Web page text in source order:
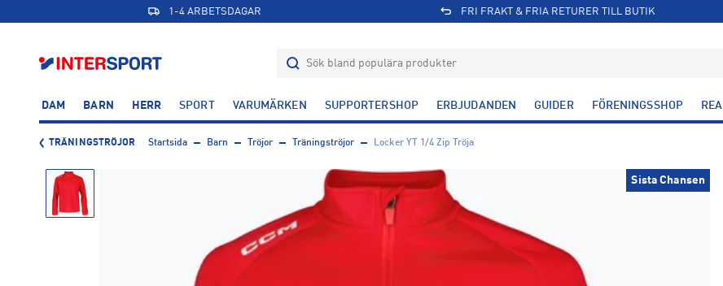
1-4 ARBETSDAGAR FRI FRAKT & FRIA RETURER TILL BUTIK
DAM BARN HERR SPORT VARUMÄRKEN SUPPORTERSHOP ERBJUDANDEN GUIDER FÖRENINGSSHOP REA
TRÄNINGSTRÖJOR Startsida Barn Tröjor Träningströjor Locker YT 1/4 Zip Tröja
Sista Chansen